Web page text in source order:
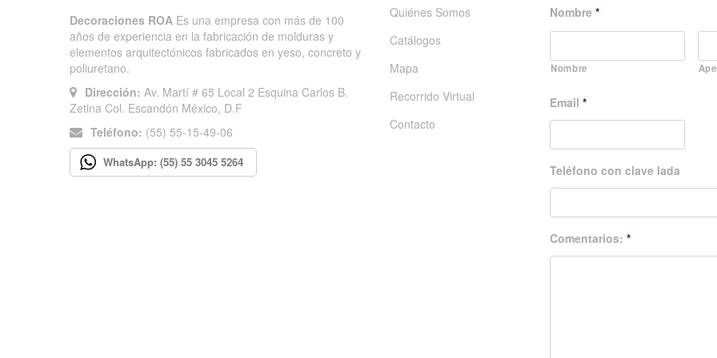
Decoraciones ROA Es una empresa con más de 100
años de experiencia en la fabricación de molduras y
elementos arquitectónicos fabricados en yeso, concreto y
poliuretano.
Dirección: Av. Martí # 65 Local 2 Esquina Carlos B.
Zetina Col. Escandón México, D.F
Teléfono: (55) 55-15-49-06
WhatsApp: (55) 55 3045 5264
Quiénes Somos
Catálogos
Mapa
Recorrido Virtual
Contacto
Nombre *
Nombre
Email *
Teléfono con clave lada
Comentarios: *